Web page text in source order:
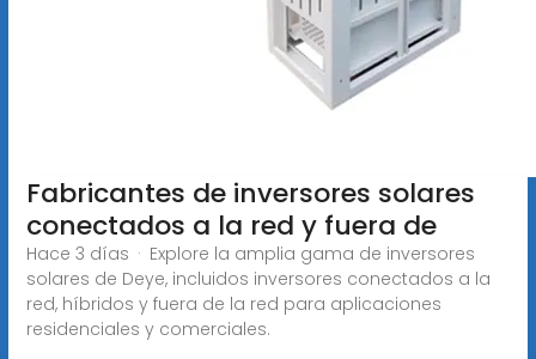
Fabricantes de inversores solares
conectados a la red y fuera de
Hace 3 días · Explore la amplia gama de inversores
solares de Deye, incluidos inversores conectados a la
red, híbridos y fuera de la red para aplicaciones
residenciales y comerciales.